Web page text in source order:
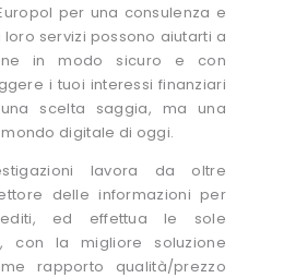
per una consulenza e
servizi possono aiutarti a
in modo sicuro e con
i tuoi interessi finanziari
scelta saggia, ma una
digitale di oggi.
lavora da oltre
delle informazioni per
ed effettua le sole
con la migliore soluzione
rapporto qualità/prezzo